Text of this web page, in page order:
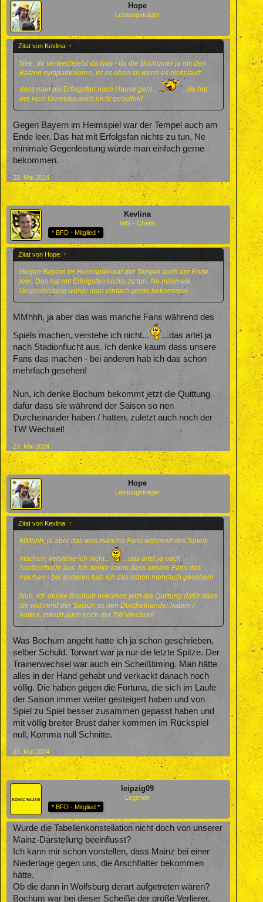
Hope
Leistungsträger
Zitat von Kevlina: ↑
Nee, du verwechselst da was - da die Bochumer ja mit den
Batzen sympathisieren, ist es eben so wenn es nicht läuft
dass man als Erfolgsfan nach Hause geht...
...da hat
der Herr Goretzka auch nicht geholfen!
Gegen Bayern im Heimspiel war der Tempel auch am
Ende leer. Das hat mit Erfolgsfan nichts zu tun. Ne
minimale Gegenleistung würde man einfach gerne
bekommen.
23. Mai 2024
Kevlina
WG - Chefin
* BFD - Mitglied *
Zitat von Hope: ↑
Gegen Bayern im Heimspiel war der Tempel auch am Ende
leer. Das hat mit Erfolgsfan nichts zu tun. Ne minimale
Gegenleistung würde man einfach gerne bekommen.
MMhhh, ja aber das was manche Fans während des
Spiels machen, verstehe ich nicht...
...das artet ja
nach Stadionflucht aus. Ich denke kaum dass unsere
Fans das machen - bei anderen hab ich das schon
mehrfach gesehen!
Nun, ich denke Bochum bekommt jetzt die Quittung
dafür dass sie während der Saison so nen
Durcheinander haben / hatten, zuletzt auch noch der
TW Wechsel!
23. Mai 2024
Hope
Leistungsträger
Zitat von Kevlina: ↑
MMhhh, ja aber das was manche Fans während des Spiels
machen, verstehe ich nicht...
...das artet ja nach
Stadionflucht aus. Ich denke kaum dass unsere Fans das
machen - bei anderen hab ich das schon mehrfach gesehen!
Nun, ich denke Bochum bekommt jetzt die Quittung dafür dass
sie während der Saison so nen Durcheinander haben /
hatten, zuletzt auch noch der TW Wechsel!
Was Bochum angeht hatte ich ja schon geschrieben,
selber Schuld. Torwart war ja nur die letzte Spitze. Der
Trainerwechsel war auch ein Scheißtiming. Man hätte
alles in der Hand gehabt und verkackt danach noch
völlig. Die haben gegen die Fortuna, die sich im Laufe
der Saison immer weiter gesteigert haben und von
Spiel zu Spiel besser zusammen gepasst haben und
mit völlig breiter Brust daher kommen im Rückspiel
null, Komma null Schnitte.
23. Mai 2024
leipzig09
Legende
* BFD - Mitglied *
Wurde die Tabellenkonstellation nicht doch von unserer
Mainz-Darstellung beeinflusst?
Ich kann mir schon vorstellen, dass Mainz bei einer
Niederlage gegen uns, die Arschflatter bekommen
hätte.
Ob die dann in Wolfsburg derart aufgetreten wären?
Bochum war bei dieser Scheiße der große Verlierer.